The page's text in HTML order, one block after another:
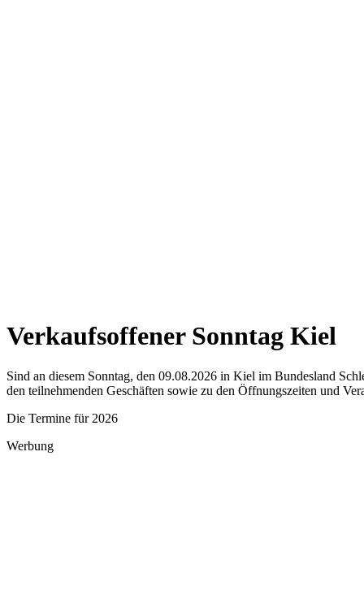
Verkaufsoffener Sonntag Kiel
Sind an diesem Sonntag, den 09.08.2026 in Kiel im Bundesland
den teilnehmenden Geschäften sowie zu den Öffnungszeiten und
Die Termine für 2026
Werbung